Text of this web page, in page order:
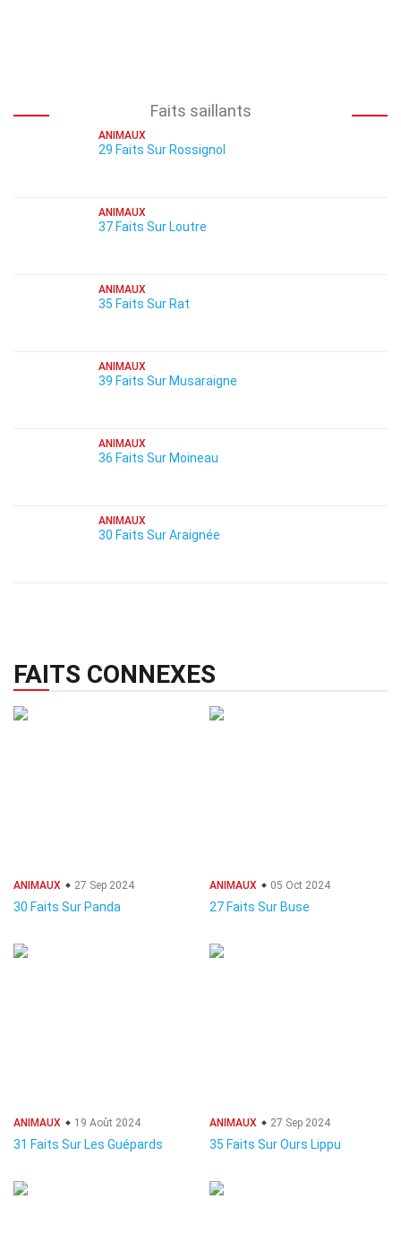
Faits saillants
ANIMAUX
29 Faits Sur Rossignol
ANIMAUX
37 Faits Sur Loutre
ANIMAUX
35 Faits Sur Rat
ANIMAUX
39 Faits Sur Musaraigne
ANIMAUX
36 Faits Sur Moineau
ANIMAUX
30 Faits Sur Araignée
FAITS CONNEXES
ANIMAUX 27 Sep 2024
30 Faits Sur Panda
ANIMAUX 05 Oct 2024
27 Faits Sur Buse
ANIMAUX 19 Août 2024
31 Faits Sur Les Guépards
ANIMAUX 27 Sep 2024
35 Faits Sur Ours Lippu